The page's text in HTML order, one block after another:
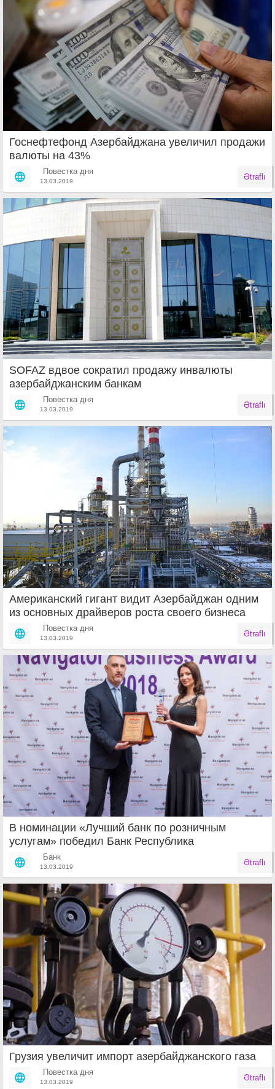
Госнефтефонд Азербайджана увеличил продажи
валюты на 43%
Повестка дня
13.03.2019 Ətraflı
SOFAZ вдвое сократил продажу инвалюты
азербайджанским банкам
Повестка дня
13.03.2019 Ətraflı
Американский гигант видит Азербайджан одним
из основных драйверов роста своего бизнеса
Повестка дня
13.03.2019 Ətraflı
В номинации «Лучший банк по розничным
услугам» победил Банк Республика
Банк
13.03.2019 Ətraflı
Грузия увеличит импорт азербайджанского газа
Повестка дня
13.03.2019 Ətraflı